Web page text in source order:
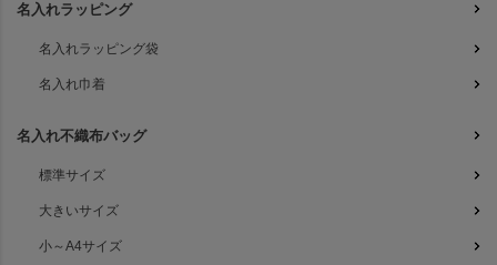
名入れラッピング
名入れラッピング袋
名入れ巾着
名入れ不織布バッグ
標準サイズ
大きいサイズ
小～A4サイズ